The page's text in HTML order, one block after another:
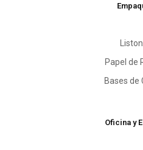
Papel de
Bases de
Oficina y